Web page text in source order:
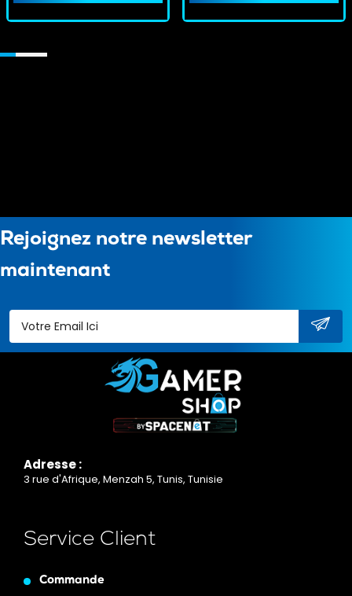
Rejoignez notre newsletter
maintenant
Adresse :
3 rue d'Afrique, Menzah 5, Tunis, Tunisie
Service Client
Commande